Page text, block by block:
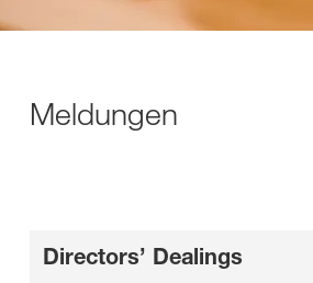
Meldungen
Directors’ Dealings